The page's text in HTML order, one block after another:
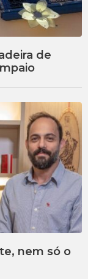
de
nem só o